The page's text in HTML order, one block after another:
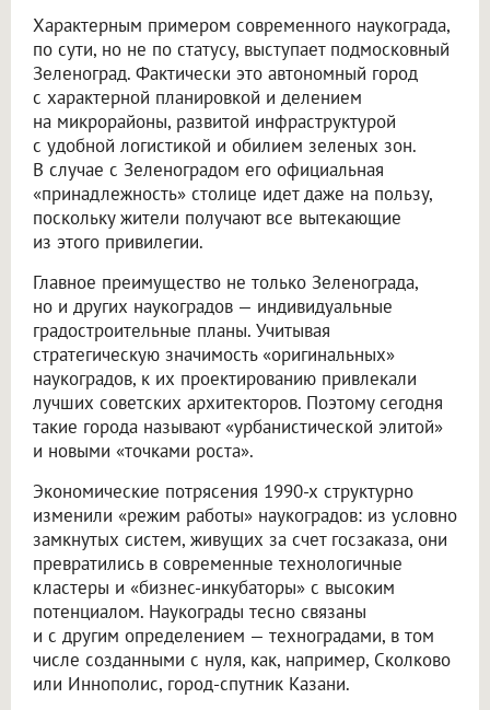
Характерным примером современного наукограда,
по сути, но не по статусу, выступает подмосковный
Зеленоград. Фактически это автономный город
с характерной планировкой и делением
на микрорайоны, развитой инфраструктурой
с удобной логистикой и обилием зеленых зон.
В случае с Зеленоградом его официальная
«принадлежность» столице идет даже на пользу,
поскольку жители получают все вытекающие
из этого привилегии.
Главное преимущество не только Зеленограда,
но и других наукоградов — индивидуальные
градостроительные планы. Учитывая
стратегическую значимость «оригинальных»
наукоградов, к их проектированию привлекали
лучших советских архитекторов. Поэтому сегодня
такие города называют «урбанистической элитой»
и новыми «точками роста».
Экономические потрясения 1990-х структурно
изменили «режим работы» наукоградов: из условно
замкнутых систем, живущих за счет госзаказа, они
превратились в современные технологичные
кластеры и «бизнес-инкубаторы» с высоким
потенциалом. Наукограды тесно связаны
и с другим определением — техноградами, в том
числе созданными с нуля, как, например, Сколково
или Иннополис, город-спутник Казани.